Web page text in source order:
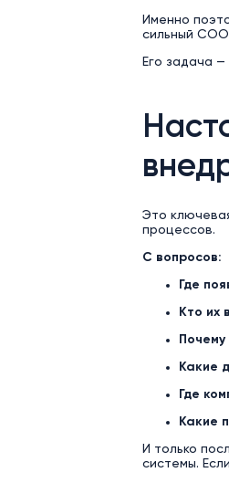
Именно
сильный
Его задача
Это
процессов.
С вопросов:
Где
Кто их
Какие
Где
Какие
И только
системы.